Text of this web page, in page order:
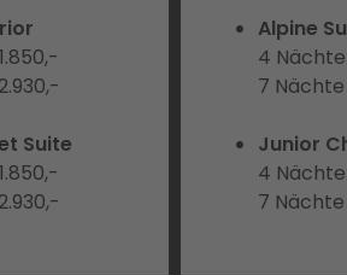
Suite
Alpine
4
7
Junior
4
7